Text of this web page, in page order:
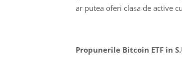
ar putea oferi clasa de active
Propunerile Bitcoin ETF in